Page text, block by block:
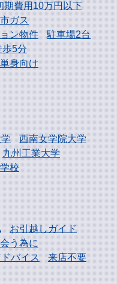
期費用10万円以下
ガス
ン物件
駐車場2台
歩5分
身向け
西南女学院大学
九州工業大学
校
お引越しガイド
う為に
バイス
来店不要